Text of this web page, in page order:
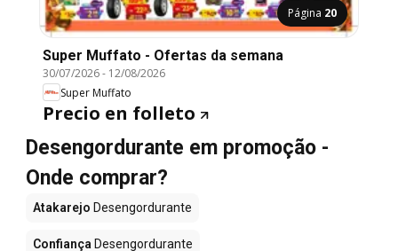
Página 20
Super Muffato - Ofertas da semana
30/07/2026- 12/08/2026
Super Muffato
Precio en folleto
Desengordurante em promoção -
Onde comprar?
Atakarejo Desengordurante
Confiança Desengordurante